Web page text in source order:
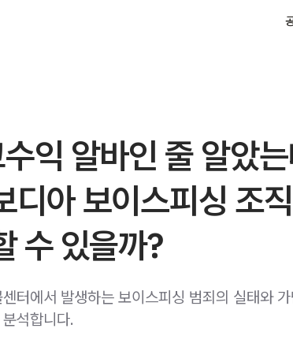
익 알바인 줄 알았
디아 보이스피싱 조
수 있을까?
터에서 발생하는 보이스피싱 범죄의 실태와
석합니다.